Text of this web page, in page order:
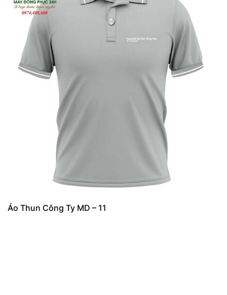
Áo Thun Công Ty MD – 11